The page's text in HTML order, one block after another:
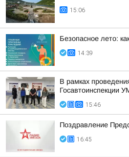
15:06
Безопасное лето:
14:39
В рамках
Госавтоинспекции
15:46
Поздравление
16:45